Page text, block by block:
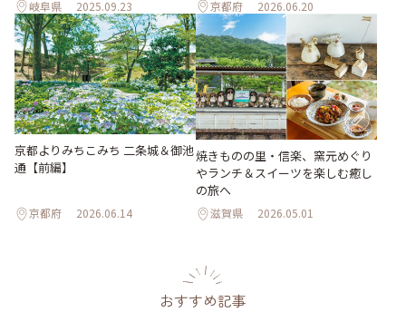
岐阜県 2025.09.23 京都府 2026.06.20
京都よりみちこみち 二条城＆御池
通【前編】
京都府 2026.06.14
焼きものの里・信楽、窯元めぐり
やランチ＆スイーツを楽しむ癒し
の旅へ
滋賀県 2026.05.01
おすすめ記事